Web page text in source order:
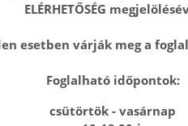
ELÉRHETŐSÉG
esetben várják meg a
Foglalható időpontok:
csütörtök - vasárnap